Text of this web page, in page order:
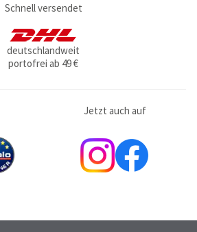
Schnell versendet
deutschlandweit
portofrei ab 49 €
Jetzt auch auf